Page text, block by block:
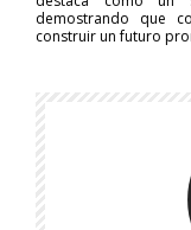
demostrando que
construir un futuro